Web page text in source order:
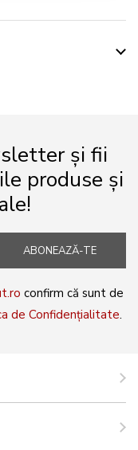
și fii
produse și
ABONEAZĂ-TE
confirm că sunt de
de Confidențialitate.